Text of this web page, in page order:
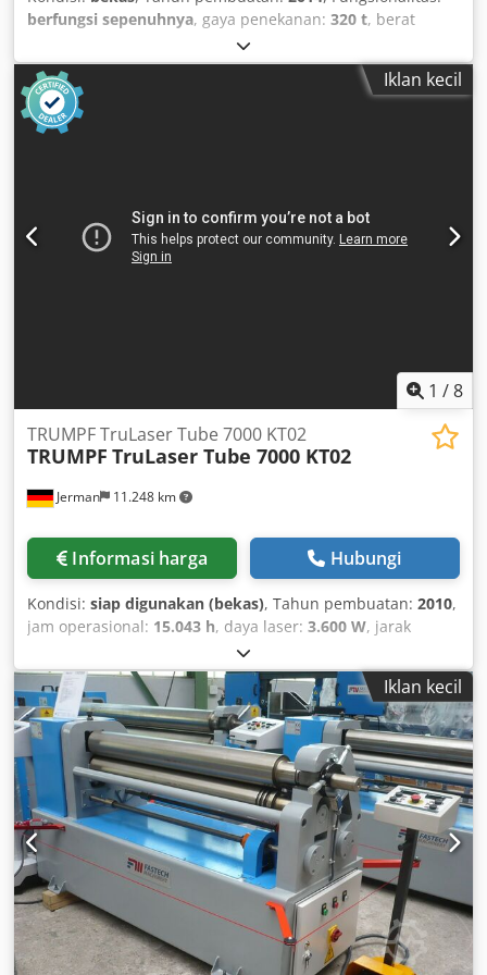
berfungsi sepenuhnya, gaya penekanan: 320 t, berat
, Perlengkapan:
dokumentasi / manual, Bekas tetapi dalam kondisi sangat
baik – TruBend 5320 press brake 6 sumbu: Y1 – Y2 – Z1 –
Z2 – X – R Crsdpfxjzamycs Akksf Lengkap dengan: sumbu i
4 sumbu back gauge Tahun pembuatan: 2014 Opsi /
maksimum: 3200kN / 320 ton Langkah maksimum: 445mm
Mesin telah diservis dan dirawat oleh TRUMPF.
Iklan kecil
1 /8
Jerman 11.248 km
TRUMPF TruLaser Tube 7000 KT02
TRUMPF TruLaser Tube 7000 KT02
Informasi harga Hubungi
Kondisi: siap digunakan (bekas), Tahun pembuatan: 2010,
jam operasional: 15.043 h, daya laser: 3.600 W, jarak
6.500 mm
TRUMPF TruLaser Tube 7000 KT02 ini diproduksi pada
tahun 2010. Mesin ini memiliki area kerja 6500 mm pada
sumbu X dan mampu memproses diameter tabung hingga
200 mm. Dilengkapi dengan laser CO₂ TruFlow 2000 dan
kepala potong laser dengan lensa 155 mm, mesin ini
sangat ideal untuk pemotongan tabung yang presisi.
Silakan hubungi kami untuk informasi lebih lanjut
mengenai mesin ini. • Diameter lingkaran: 200 mm •
Stasiun sortir: 3 m dengan meja sikat • Wadah sortir • Area
kerja sumbu X-tabung: 6500 mm • Diameter luar: 254 mm
(peningkatan dari standar 200 mm) • Stasiun pelepasan: 3
m dengan meja sikat, pelepasan dari depan • Tipe laser:
CO₂ Laser TruFlow 3600 termasuk LensLine (tambahan
untuk upgrade dari model standar TruFlow 2000) • Kontrol:
Iklan kecil